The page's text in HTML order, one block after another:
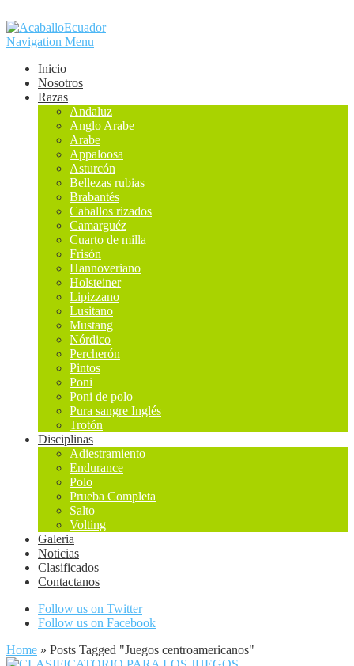
Navigation Menu
Inicio
Nosotros
Razas
Andaluz
Anglo Arabe
Arabe
Appaloosa
Asturcón
Bellezas rubias
Brabantés
Caballos rizados
Camarguéz
Cuarto de milla
Frisón
Hannoveriano
Holsteiner
Lipizzano
Lusitano
Mustang
Nórdico
Percherón
Pintos
Poni
Poni de polo
Pura sangre Inglés
Trotón
Disciplinas
Adiestramiento
Endurance
Polo
Prueba Completa
Salto
Volting
Galeria
Noticias
Clasificados
Contactanos
Follow us on Twitter
Follow us on Facebook
Home » Posts Tagged "Juegos centroamericanos"